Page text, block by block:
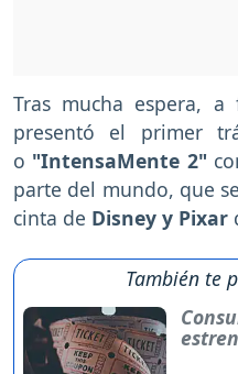
Tras mucha espera,
presentó el primer
o "IntensaMente 2"
parte del mundo, que
cinta de Disney y Pixar
También te